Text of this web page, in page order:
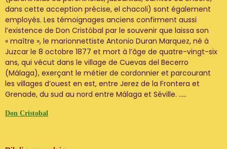
dans cette acception précise, el chacoli) sont également
employés. Les témoignages anciens confirment aussi
l’existence de Don Cristóbal par le souvenir que laissa son
« maître », le marionnettiste Antonio Duran Marquez, né à
Juzcar le 8 octobre 1877 et mort à l’âge de quatre-vingt-six
ans, qui vécut dans le village de Cuevas del Becerro
(Málaga), exerçant le métier de cordonnier et parcourant
les villages d’ouest en est, entre Jerez de la Frontera et
Grenade, du sud au nord entre Málaga et Séville. .....
Don Cristobal